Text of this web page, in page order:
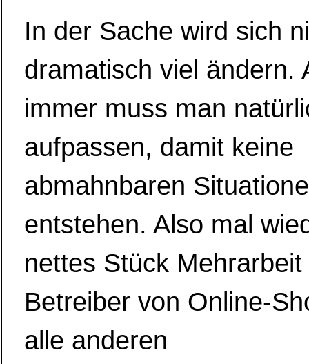
In der Sache wird sich
dramatisch viel ändern.
immer muss man
aufpassen, damit keine
abmahnbaren
entstehen. Also mal
nettes Stück
Betreiber von Online-
alle anderen